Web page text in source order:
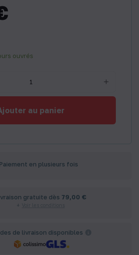
ouvrés
au panier
Paiement en plusieurs fois
gratuite dès 79,00 €
de livraison disponibles